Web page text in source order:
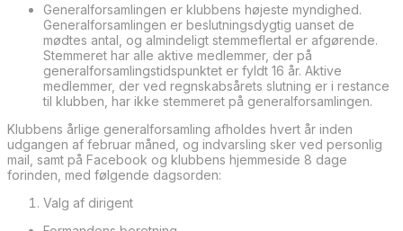
Generalforsamlingen er klubbens højeste myndighed.
Generalforsamlingen er beslutningsdygtig uanset de
mødtes antal, og almindeligt stemmeflertal er afgørende.
Stemmeret har alle aktive medlemmer, der på
generalforsamlingstidspunktet er fyldt 16 år. Aktive
medlemmer, der ved regnskabsårets slutning er i restance
til klubben, har ikke stemmeret på generalforsamlingen.
Klubbens årlige generalforsamling afholdes hvert år inden
udgangen af februar måned, og indvarsling sker ved personlig
mail, samt på Facebook og klubbens hjemmeside 8 dage
forinden, med følgende dagsorden:
Valg af dirigent